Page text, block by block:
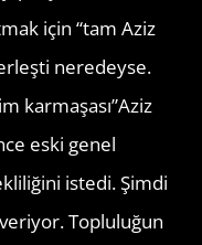
için “tam Aziz
neredeyse.
karmaşası”Aziz
eski genel
istedi. Şimdi
Topluluğun